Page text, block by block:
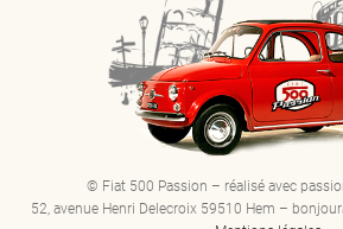
© Fiat 500 Passion – réalisé avec
52, avenue Henri Delecroix 59510 Hem –